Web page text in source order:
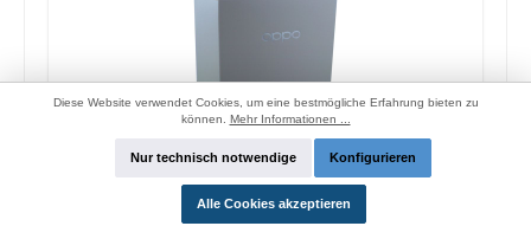
Oppo OP92J Vooc Schnellladegerät 18W
Diese Website verwendet Cookies, um eine bestmögliche Erfahrung bieten zu
können. Mehr Informationen ...
Nur technisch notwendige Konfigurieren
Alle Cookies akzeptieren